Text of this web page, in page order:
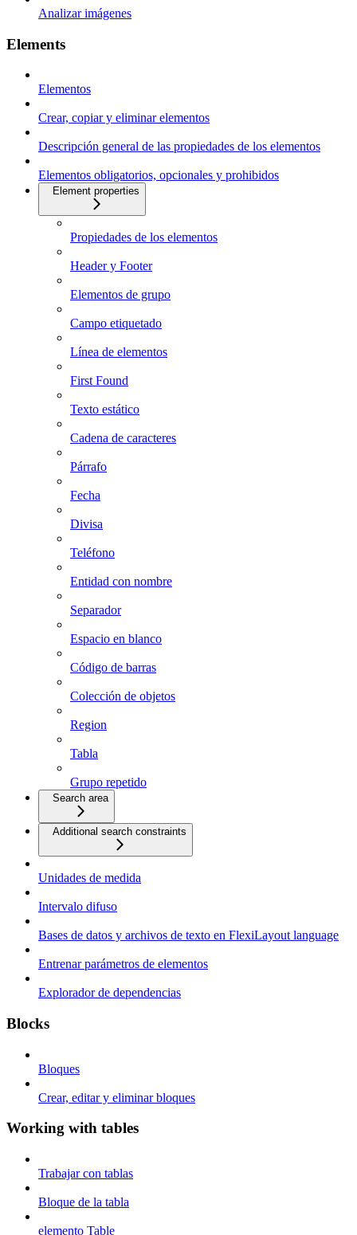
Analizar imágenes
Elements
Elementos
Crear, copiar y eliminar elementos
Descripción general de las propiedades de los elementos
Elementos obligatorios, opcionales y prohibidos
Element properties
Propiedades de los elementos
Header y Footer
Elementos de grupo
Campo etiquetado
Línea de elementos
First Found
Texto estático
Cadena de caracteres
Párrafo
Fecha
Divisa
Teléfono
Entidad con nombre
Separador
Espacio en blanco
Código de barras
Colección de objetos
Region
Tabla
Grupo repetido
Search area
Additional search constraints
Unidades de medida
Intervalo difuso
Bases de datos y archivos de texto en FlexiLayout language
Entrenar parámetros de elementos
Explorador de dependencias
Blocks
Bloques
Crear, editar y eliminar bloques
Working with tables
Trabajar con tablas
Bloque de la tabla
elemento Table